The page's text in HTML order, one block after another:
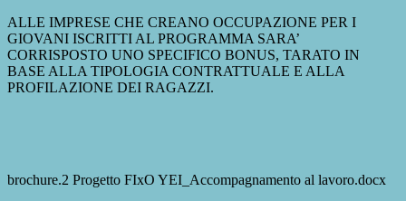
ALLE IMPRESE CHE CREANO OCCUPAZIONE PER I
GIOVANI ISCRITTI AL PROGRAMMA SARA’
CORRISPOSTO UNO SPECIFICO BONUS, TARATO IN
BASE ALLA TIPOLOGIA CONTRATTUALE E ALLA
PROFILAZIONE DEI RAGAZZI.
brochure.2 Progetto FIxO YEI_Accompagnamento al lavoro.docx